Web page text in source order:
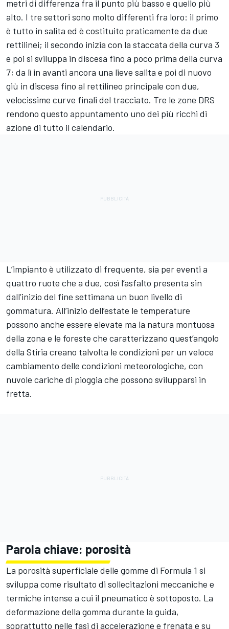
metri di differenza fra il punto più basso e quello più
alto. I tre settori sono molto differenti fra loro: il primo
è tutto in salita ed è costituito praticamente da due
rettilinei; il secondo inizia con la staccata della curva 3
e poi si sviluppa in discesa fino a poco prima della curva
7; da lì in avanti ancora una lieve salita e poi di nuovo
giù in discesa fino al rettilineo principale con due,
velocissime curve finali del tracciato. Tre le zone DRS
rendono questo appuntamento uno dei più ricchi di
azione di tutto il calendario.
L’impianto è utilizzato di frequente, sia per eventi a
quattro ruote che a due, così l’asfalto presenta sin
dall’inizio del fine settimana un buon livello di
gommatura. All’inizio dell’estate le temperature
possono anche essere elevate ma la natura montuosa
della zona e le foreste che caratterizzano quest’angolo
della Stiria creano talvolta le condizioni per un veloce
cambiamento delle condizioni meteorologiche, con
nuvole cariche di pioggia che possono svilupparsi in
fretta.
Parola chiave: porosità
La porosità superficiale delle gomme di Formula 1 si
sviluppa come risultato di sollecitazioni meccaniche e
termiche intense a cui il pneumatico è sottoposto. La
deformazione della gomma durante la guida,
soprattutto nelle fasi di accelerazione e frenata e su